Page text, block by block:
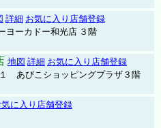
詳細 お気に入り店舗登録
ヨーカドー和光店 ３階
地図 詳細 お気に入り店舗登録
あびこショッピングプラザ３階
気に入り店舗登録